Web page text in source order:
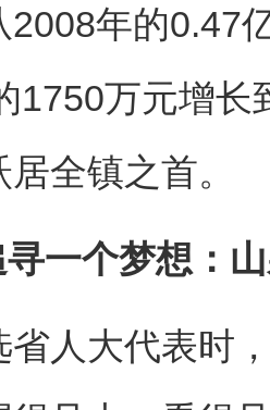
2008年的0.47
1750万元增长
全镇之首。
寻一个梦想：
大代表时，